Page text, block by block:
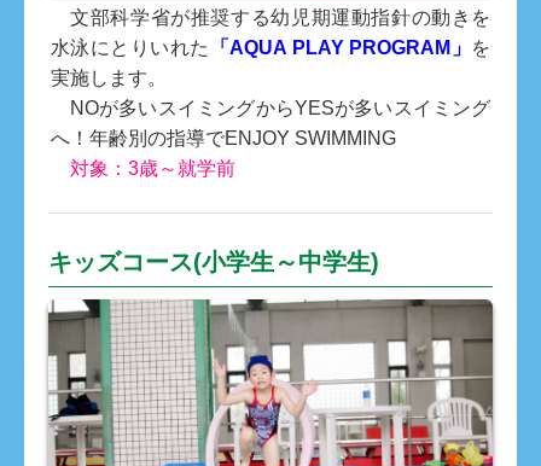
文部科学省が推奨する幼児期運動指針の動きを
水泳にとりいれた
「AQUA PLAY PROGRAM」 を
実施します。
NOが多いスイミングからYESが多いスイミング
へ！年齢別の指導でENJOY SWIMMING
対象：3歳～就学前
キッズコース(小学生～中学生)